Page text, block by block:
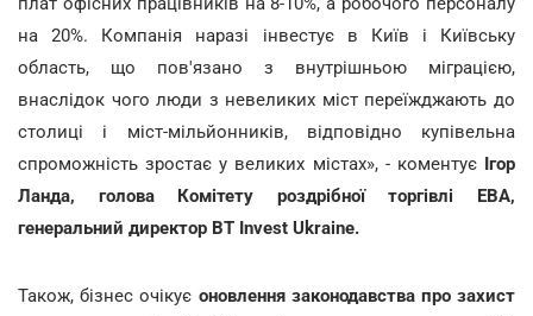
на 20%. Компанія наразі інвестує в Київ і Київську
область, що пов'язано з внутрішньою міграцією,
внаслідок чого люди з невеликих міст переїжджають до
столиці і міст-мільйонників, відповідно купівельна
спроможність зростає у великих містах», - коментує Ігор
Ланда, голова Комітету роздрібної торгівлі ЕВА,
генеральний директор BT Invest Ukraine.
Також, бізнес очікує оновлення законодавства про захист